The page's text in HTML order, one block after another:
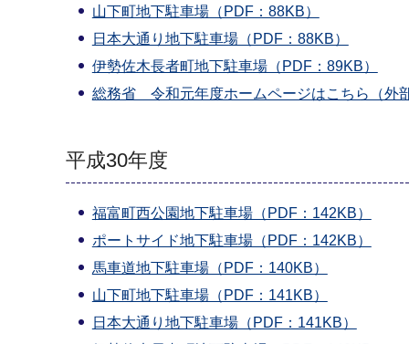
山下町地下駐車場（PDF：88KB）
日本大通り地下駐車場（PDF：88KB）
伊勢佐木長者町地下駐車場（PDF：89KB）
総務省 令和元年度ホームページはこちら（外部
平成30年度
福富町西公園地下駐車場（PDF：142KB）
ポートサイド地下駐車場（PDF：142KB）
馬車道地下駐車場（PDF：140KB）
山下町地下駐車場（PDF：141KB）
日本大通り地下駐車場（PDF：141KB）